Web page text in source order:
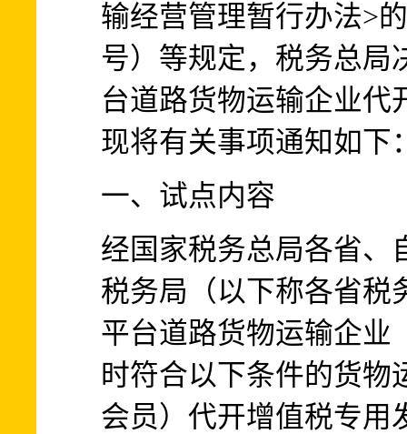
输经营管理暂行办法>
号）等规定，税务总局
台道路货物运输企业代
现将有关事项通知如下
一、试点内容
经国家税务总局各省、
税务局（以下称各省税
平台道路货物运输企业
时符合以下条件的货物
会员）代开增值税专用